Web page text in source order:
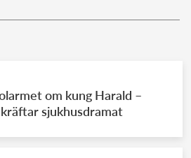
om kung Harald –
sjukhusdramat